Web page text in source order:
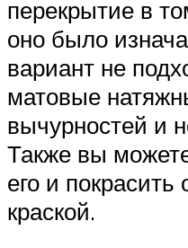
перекрытие в
оно было
вариант не
матовые
вычурностей и
Также вы
его и
краской.